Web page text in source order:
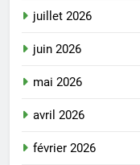
juillet 2026
juin 2026
mai 2026
avril 2026
février 2026